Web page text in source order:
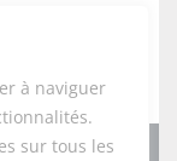
à naviguer
sur tous les